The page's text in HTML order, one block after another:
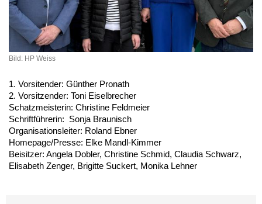
Bild: HP Weiss
1. Vorsitender: Günther Pronath
2. Vorsitzender: Toni Eiselbrecher
Schatzmeisterin: Christine Feldmeier
Schriftführerin: Sonja Braunisch
Organisationsleiter: Roland Ebner
Homepage/Presse: Elke Mandl-Kimmer
Beisitzer: Angela Dobler, Christine Schmid, Claudia Schwarz,
Elisabeth Zenger, Brigitte Suckert, Monika Lehner